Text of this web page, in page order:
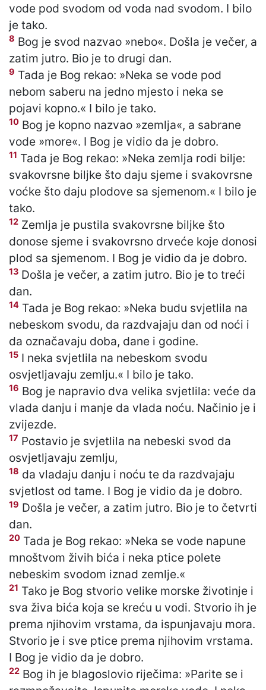
vode pod svodom od voda nad svodom. I bilo
je tako.
8 Bog je svod nazvao »nebo«. Došla je večer, a
zatim jutro. Bio je to drugi dan.
9 Tada je Bog rekao: »Neka se vode pod
nebom saberu na jedno mjesto i neka se
pojavi kopno.« I bilo je tako.
10 Bog je kopno nazvao »zemlja«, a sabrane
vode »more«. I Bog je vidio da je dobro.
11 Tada je Bog rekao: »Neka zemlja rodi bilje:
svakovrsne biljke što daju sjeme i svakovrsne
voćke što daju plodove sa sjemenom.« I bilo je
tako.
12 Zemlja je pustila svakovrsne biljke što
donose sjeme i svakovrsno drveće koje donosi
plod sa sjemenom. I Bog je vidio da je dobro.
13 Došla je večer, a zatim jutro. Bio je to treći
dan.
14 Tada je Bog rekao: »Neka budu svjetlila na
nebeskom svodu, da razdvajaju dan od noći i
da označavaju doba, dane i godine.
15 I neka svjetlila na nebeskom svodu
osvjetljavaju zemlju.« I bilo je tako.
16 Bog je napravio dva velika svjetlila: veće da
vlada danju i manje da vlada noću. Načinio je i
zvijezde.
17 Postavio je svjetlila na nebeski svod da
osvjetljavaju zemlju,
18 da vladaju danju i noću te da razdvajaju
svjetlost od tame. I Bog je vidio da je dobro.
19 Došla je večer, a zatim jutro. Bio je to četvrti
dan.
20 Tada je Bog rekao: »Neka se vode napune
mnoštvom živih bića i neka ptice polete
nebeskim svodom iznad zemlje.«
21 Tako je Bog stvorio velike morske životinje i
sva živa bića koja se kreću u vodi. Stvorio ih je
prema njihovim vrstama, da ispunjavaju mora.
Stvorio je i sve ptice prema njihovim vrstama.
I Bog je vidio da je dobro.
22 Bog ih je blagoslovio riječima: »Parite se i